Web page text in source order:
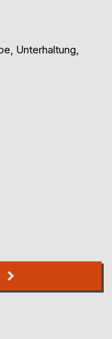
Unterhaltung,